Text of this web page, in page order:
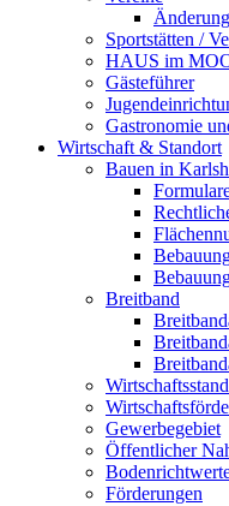
Sportstätten /
HAUS im
Gästeführer
Gastronomie
Wirtschaft & Standort
Bauen in
Breitband
Gewerbegebiet
Öffentlicher
Förderungen